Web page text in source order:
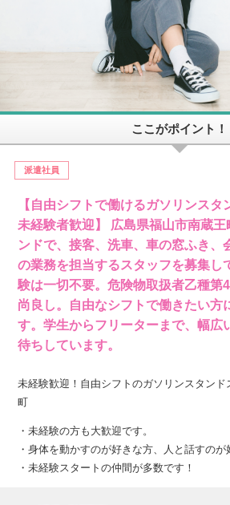
ここがポイント！
派遣社員
【自由シフトで働けるガソリンスタ
未経験者歓迎】 広島県福山市南蔵王
ンドで、接客、洗車、車の窓ふき、
の業務を担当するスタッフを募集し
験は一切不要。危険物取扱者乙種第
尚良し。自由なシフトで働きたい方
す。学生からフリーターまで、幅広
待ちしています。
未経験歓迎！自由シフトのガソリンスタン
町
・未経験の方も大歓迎です。
・身体を動かすのが好きな方、人と話すの
・未経験スタートの仲間が多数です！